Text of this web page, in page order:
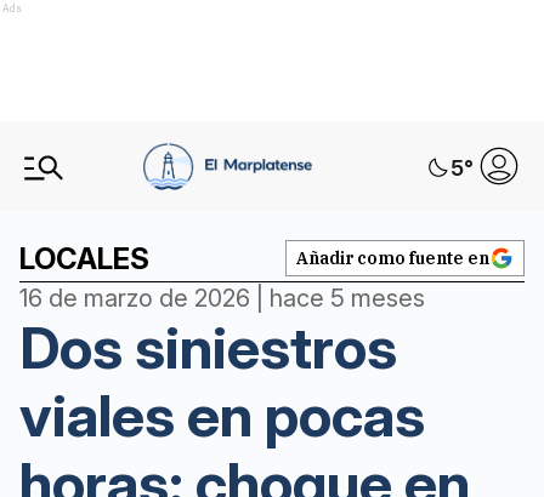
Ads
5°
LOCALES Añadir como fuente en
16 de marzo de 2026 | hace 5 meses
Dos siniestros
viales en pocas